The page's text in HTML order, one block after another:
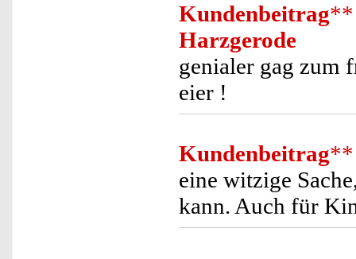
Kundenbeitrag**
Harzgerode
genialer gag zum
eier !
Kundenbeitrag**
eine witzige
kann. Auch für